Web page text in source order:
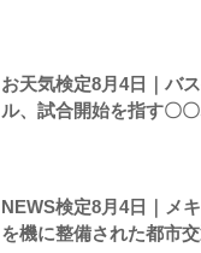
お天気検定8月4日｜バ
ル、試合開始を指す〇
NEWS検定8月4日｜メ
を機に整備された都市